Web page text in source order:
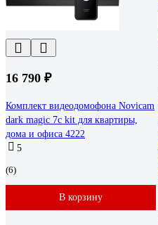
16 790 ₽
Комплект видеодомофона Novicam
dark magic 7c kit для квартиры,
дома и офиса 4222
5
(6)
В корзину